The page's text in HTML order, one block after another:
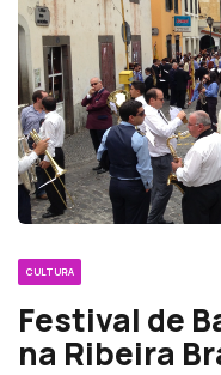
CULTURA
Festival de
na Ribeira